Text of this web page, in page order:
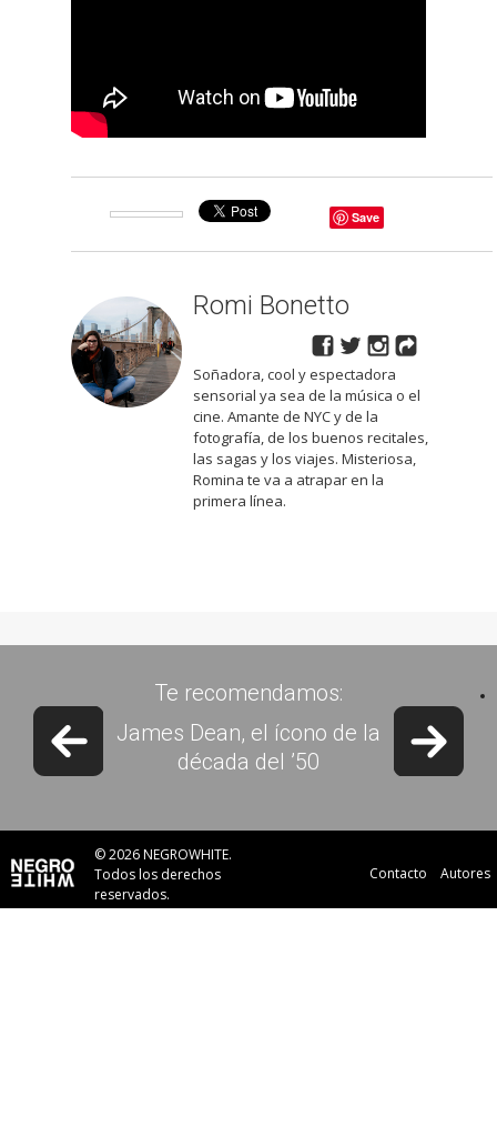
Save
Romi Bonetto
Soñadora, cool y espectadora
sensorial ya sea de la música o el
cine. Amante de NYC y de la
fotografía, de los buenos recitales,
las sagas y los viajes. Misteriosa,
Romina te va a atrapar en la
primera línea.
Te recomendamos:
James Dean, el ícono de la
década del ’50
© 2026 NEGROWHITE.
Todos los derechos
reservados.
Contacto Autores